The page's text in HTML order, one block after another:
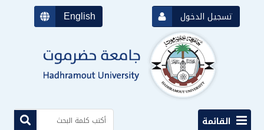
English تسجيل الدخول
القائمة